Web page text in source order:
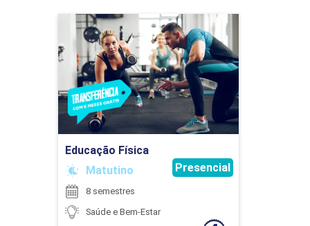
Educação Física
Matutino
Presencial
8 semestres
Saúde e Bem-Estar
Educação Física
Detalhes do curso
Ir para Inscrição